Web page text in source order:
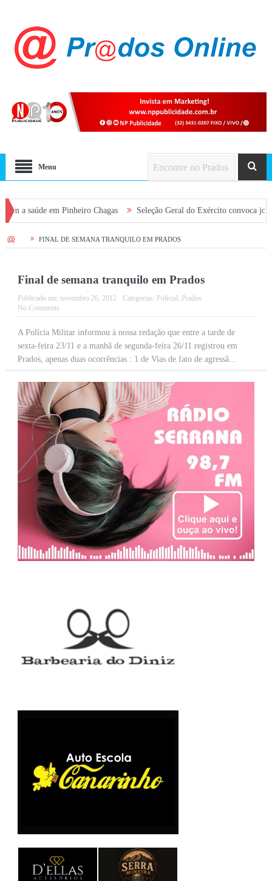
Menu
saúde em Pinheiro Chagas Seleção Geral do Exército convoca jovens
HOME FINAL DE SEMANA TRANQUILO EM PRADOS
Final de semana tranquilo em Prados
Publicado em: novembro 26, 2012 Categorias: Policial , Prados
No Comments
A Polícia Militar informou à nossa redação que entre a tarde de
sexta-feira 23/11 e a manhã de segunda-feira 26/11 registrou em
Prados, apenas duas ocorrências : 1 de Vias de fato de agressã...